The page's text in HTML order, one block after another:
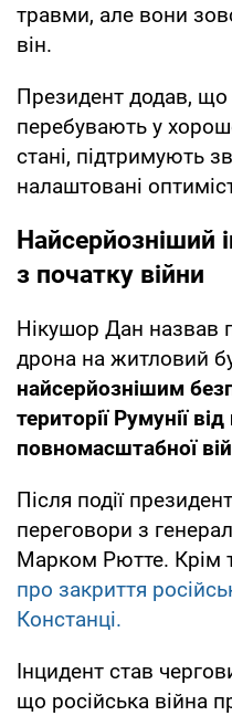
травми, але вони
він.
Президент додав, що
перебувають у
стані, підтримують
налаштовані
Найсерйозніший
з початку війни
Нікушор Дан назвав
дрона на житловий
найсерйознішим
території Румунії
повномасштабної
Після події
переговори з
Марком Рютте. Крім
про закриття
Констанці.
Інцидент став
що російська війна